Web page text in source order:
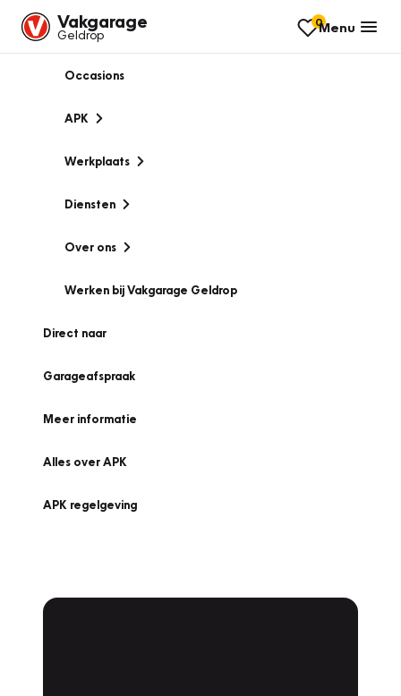
Vakgarage
Geldrop
0Menu
Occasions
APK
Werkplaats
Diensten
Over ons
Werken bij Vakgarage Geldrop
Direct naar
Garageafspraak
Meer informatie
Alles over APK
APK regelgeving